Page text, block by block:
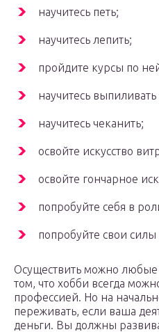
научитесь петь;
научитесь лепить;
пройдите курсы по
научитесь
научитесь чеканить;
освойте искусство
освойте гончарное
попробуйте себя в
попробуйте свои
Осуществить можно
том, что хобби всегда
профессией. Но на
переживать, если ваша
деньги. Вы должны